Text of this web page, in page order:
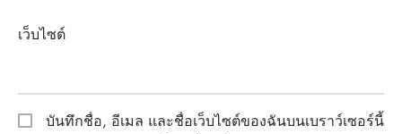
เว็บไซต์
บันทึกชื่อ, อีเมล และชื่อเว็บไซต์ของฉันบนเบราว์เซอร์นี้